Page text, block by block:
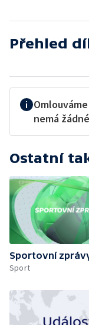
Přehled
nemá
Ostatní
Sportovní
Sport